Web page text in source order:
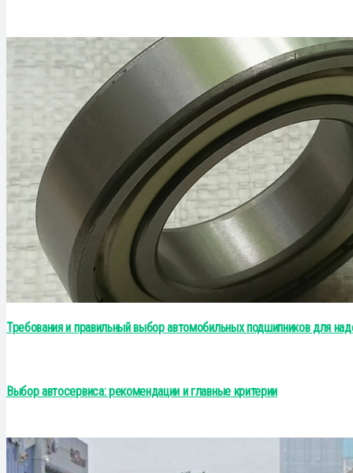
Требования и правильный выбор автомобильных подшипников для
Выбор автосервиса: рекомендации и главные критерии